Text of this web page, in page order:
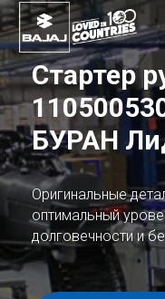
Стартер
БУРАН
Оригинальные
оптимальный
долговечности и